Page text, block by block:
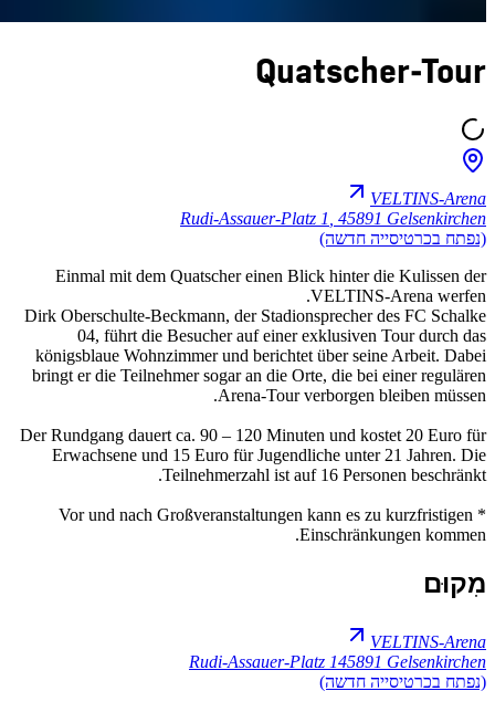
Quatscher-Tour
VELTINS-Arena
Rudi-Assauer-Platz 1 ,45891 Gelsenkirchen
(נפתח בכרטיסייה חדשה)
Einmal mit dem Quatscher einen Blick hinter die Kulissen der
VELTINS-Arena werfen.
Dirk Oberschulte-Beckmann, der Stadionsprecher des FC Schalke
04, führt die Besucher auf einer exklusiven Tour durch das
königsblaue Wohnzimmer und berichtet über seine Arbeit. Dabei
bringt er die Teilnehmer sogar an die Orte, die bei einer regulären
Arena-Tour verborgen bleiben müssen.
Der Rundgang dauert ca. 90 – 120 Minuten und kostet 20 Euro für
Erwachsene und 15 Euro für Jugendliche unter 21 Jahren. Die
Teilnehmerzahl ist auf 16 Personen beschränkt.
* Vor und nach Großveranstaltungen kann es zu kurzfristigen
Einschränkungen kommen.
מִקוּם
VELTINS-Arena
Rudi-Assauer-Platz 145891 Gelsenkirchen
(נפתח בכרטיסייה חדשה)